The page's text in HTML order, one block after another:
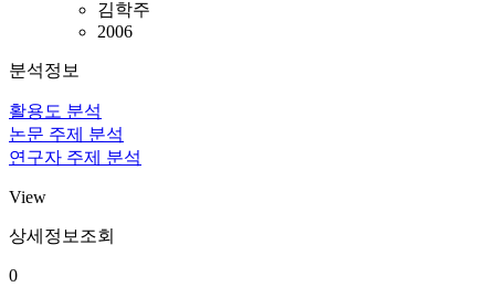
김학주
2006
분석정보
활용도 분석
논문 주제 분석
연구자 주제 분석
View
상세정보조회
0